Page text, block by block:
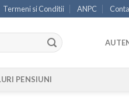
Termeni si Conditii ANPC
PENSIUNI